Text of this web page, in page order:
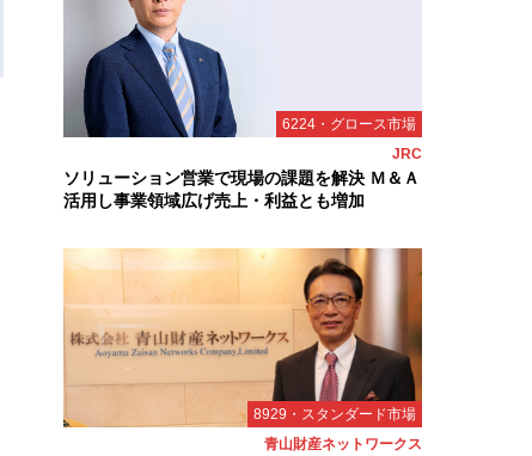
6224・グロース市場
JRC
ソリューション営業で現場の課題を解決 Ｍ＆Ａ
活用し事業領域広げ売上・利益とも増加
8929・スタンダード市場
青山財産ネットワークス